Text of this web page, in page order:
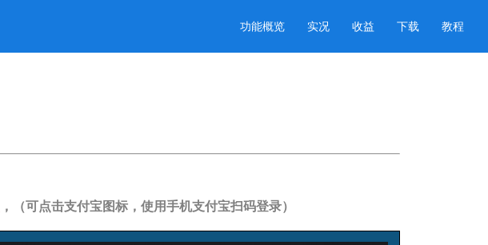
功能概览 实况 收益 下载 教程
， （可点击支付宝图标，使用手机支付宝扫码登录）